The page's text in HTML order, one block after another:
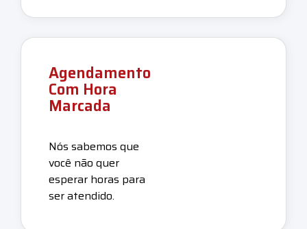
Agendamento
Com Hora
Marcada
Nós sabemos que
você não quer
esperar horas para
ser atendido.